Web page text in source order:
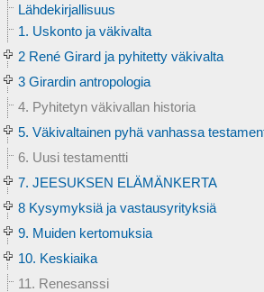
Lähdekirjallisuus
1. Uskonto ja väkivalta
2 René Girard ja pyhitetty väkivalta
3 Girardin antropologia
4. Pyhitetyn väkivallan historia
5. Väkivaltainen pyhä vanhassa
6. Uusi testamentti
7. JEESUKSEN ELÄMÄNKERTA
8 Kysymyksiä ja vastausyrityksiä
9. Muiden kertomuksia
10. Keskiaika
11. Renesanssi